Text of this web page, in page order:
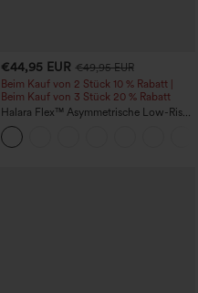
€44,95 EUR €49,95 EUR
Beim Kauf von 2 Stück 10 % Rabatt |
Beim Kauf von 3 Stück 20 % Rabatt
Halara Flex™ Asymmetrische Low-Rise-
Jeans mit Reißverschlusstaschen,
Baggy-Stil, weitem Bein, gewaschen,
lässig